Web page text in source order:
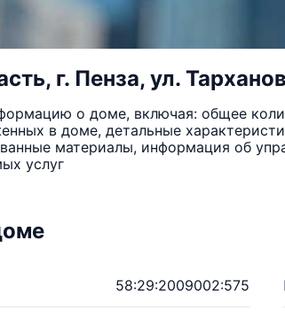
г. Пенза, ул.
о доме, включая: общее
в доме, детальные
материалы, информация об
услуг
58:29:2009002:575